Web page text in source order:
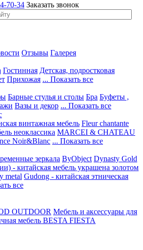
70-34 Заказать звонок
Отзывы Галерея
Гостинная Детская, подростковая
Прихожая ... Показать все
Барные стулья и столы Бра Буфеты ,
Вазы и декор ... Показать все
винтажная мебель Fleur chantante
неоклассика MARCEI & CHATEAU
Noir&Blanc ... Показать все
зеркала ByObject Dynasty Gold
- китайская мебель украшена золотом
metal Gudong - китайская этническая
все
OUTDOOR Мебель и аксессуары для
мебель BESTA FIESTA